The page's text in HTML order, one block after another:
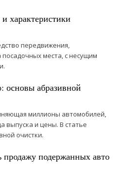
характеристики
передвижения,
места, с несущим
основы абразивной
миллионы автомобилей,
выпуска и цены. В статье
очистки.
продажу подержанных авто